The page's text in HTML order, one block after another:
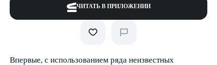
ЧИТАТЬ В ПРИЛОЖЕНИИ
Впервые, с использованием ряда неизвестных